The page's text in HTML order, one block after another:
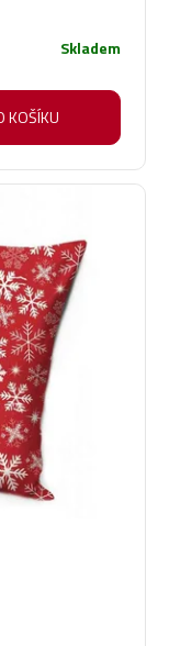
Skladem
KOŠÍKU